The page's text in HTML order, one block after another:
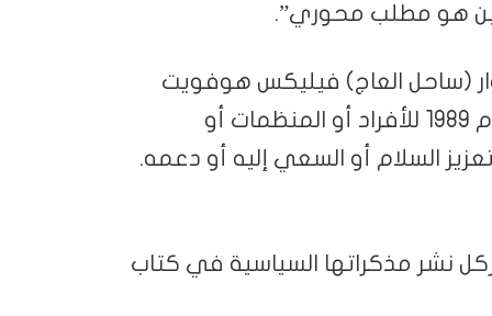
هو مطلب محوري”.
(ساحل العاج) فيليكس هوفويت
بوانيي، ويجري منح هذه الجائزة سنويا منذ عام 1989 للأفراد أو المنظمات أو
السلام أو السعي إليه أو دعمه.
نشر مذكراتها السياسية في كتاب